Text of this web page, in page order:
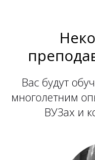
Вас будут
многолетним
ВУЗах и